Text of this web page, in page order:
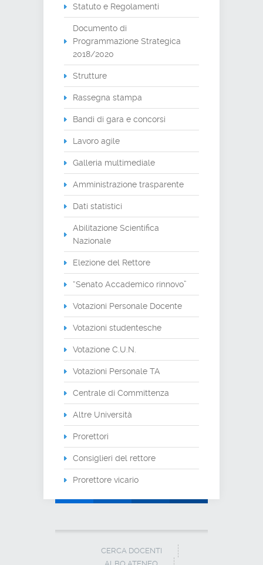
Statuto e Regolamenti
Documento di
Programmazione Strategica
2018/2020
Strutture
Rassegna stampa
Bandi di gara e concorsi
Lavoro agile
Galleria multimediale
Amministrazione trasparente
Dati statistici
Abilitazione Scientifica
Nazionale
Elezione del Rettore
“Senato Accademico rinnovo”
Votazioni Personale Docente
Votazioni studentesche
Votazione C.U.N.
Votazioni Personale TA
Centrale di Committenza
Altre Università
Prorettori
Consiglieri del rettore
Prorettore vicario
CERCA DOCENTI